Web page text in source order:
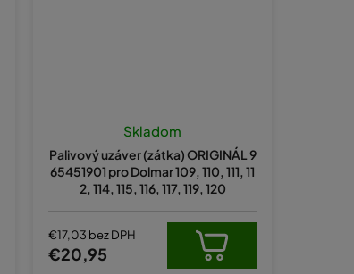
Palivový uzáver (zátka) ORIGINÁL 9
65451901 pro Dolmar 109, 110, 111, 11
2, 114, 115, 116, 117, 119, 120
Skladom
€17,03 bez DPH
€20,95